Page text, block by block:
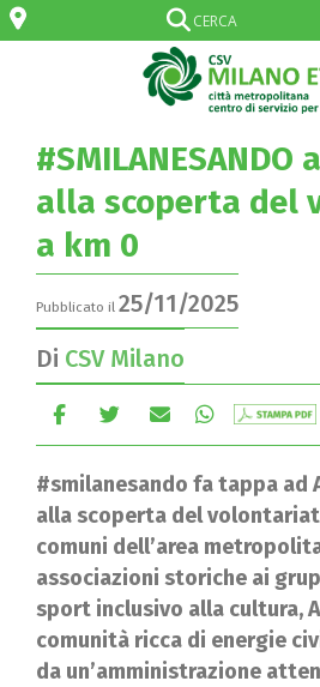
#SMILANESANDO
alla scoperta del
a km 0
Pubblicato il 25/11/2025
Di CSV Milano
#smilanesando fa tappa ad
alla scoperta del
comuni dell’area
associazioni storiche ai
sport inclusivo alla cultura,
comunità ricca di energie
da un’amministrazione